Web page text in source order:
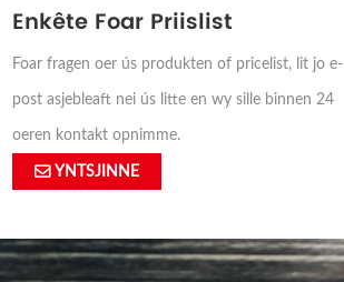
Enkête Foar Priislist
Foar fragen oer ús produkten of pricelist, lit jo e-
post asjebleaft nei ús litte en wy sille binnen 24
oeren kontakt opnimme.
YNTSJINNE